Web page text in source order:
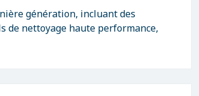
génération, incluant des
de nettoyage haute performance,